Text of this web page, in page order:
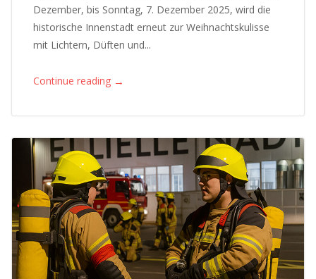
Dezember, bis Sonntag, 7. Dezember 2025, wird die
historische Innenstadt erneut zur Weihnachtskulisse
mit Lichtern, Düften und...
Continue reading →